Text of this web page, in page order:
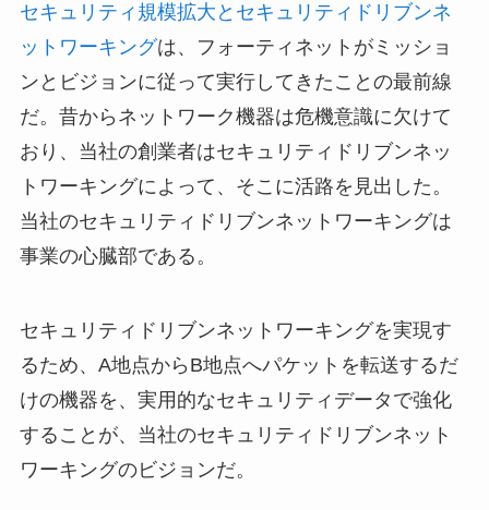
セキュリティ規模拡大とセキュリティドリブンネ
ットワーキングは、フォーティネットがミッショ
ンとビジョンに従って実行してきたことの最前線
だ。昔からネットワーク機器は危機意識に欠けて
おり、当社の創業者はセキュリティドリブンネッ
トワーキングによって、そこに活路を見出した。
当社のセキュリティドリブンネットワーキングは
事業の心臓部である。
セキュリティドリブンネットワーキングを実現す
るため、A地点からB地点へパケットを転送するだ
けの機器を、実用的なセキュリティデータで強化
することが、当社のセキュリティドリブンネット
ワーキングのビジョンだ。